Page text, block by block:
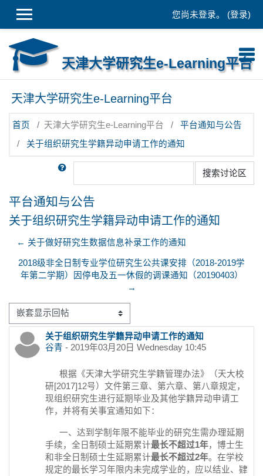
您尚未登录。 (登录)
天津大学研究生e-Learning平台
天津大学研究生e-Learning平台
首页 天津大学研究生e-Learning平台
平台通知与公告
关于组织研究生学籍异动申请工作的通知
搜索
搜索讨论区
平台通知与公告
关于组织研究生学籍异动申请工作的通知
← 关于做好研究生数据信息补录工作的通知
2018级非全日制专业学位研究生公共课安排（2018-2019学
年第二学期）因停电及五一休假的调课通知（20190403）
→
显示模式
关于组织研究生学籍异动申请工作的通知
谷青 - 2019年03月20日 Wednesday 10:45
回帖数：0
根据《天津大学研究生学籍管理办法》（天大校
研[2017]12号）文件第三章、第六章、第八章规定，
现组织研究生进行延期毕业及其他学籍异动申请工
作，并将有关事宜通知如下：
一、达到学制年限不能毕业的研究生需办理延期
手续，全日制硕士延期累计最长不超过1年，博士生
和非全日制硕士生延期累计最长不超过2年。在学校
规定的最长学习年限内未完成学业的，应以结业、肄